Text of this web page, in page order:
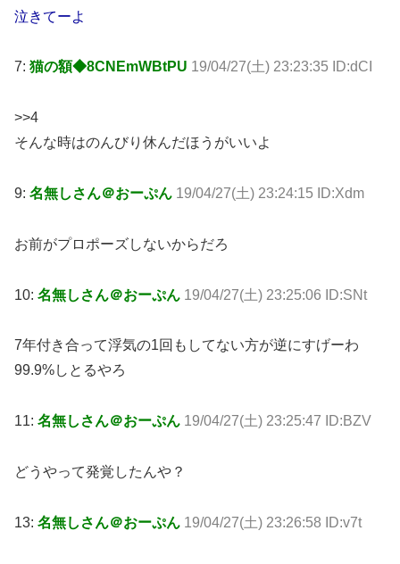
泣きてーよ
7: 猫の額◆8CNEmWBtPU 19/04/27(土) 23:23:35 ID:dCI
>>4
そんな時はのんびり休んだほうがいいよ
9: 名無しさん＠おーぷん 19/04/27(土) 23:24:15 ID:Xdm
お前がプロポーズしないからだろ
10: 名無しさん＠おーぷん 19/04/27(土) 23:25:06 ID:SNt
7年付き合って浮気の1回もしてない方が逆にすげーわ
99.9%しとるやろ
11: 名無しさん＠おーぷん 19/04/27(土) 23:25:47 ID:BZV
どうやって発覚したんや？
13: 名無しさん＠おーぷん 19/04/27(土) 23:26:58 ID:v7t